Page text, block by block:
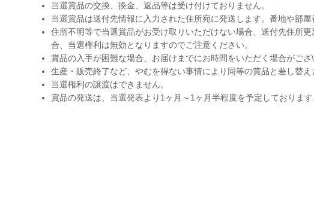
当選賞品の交換、換金、返品等は受け付けておりません。
当選賞品は送付先情報に入力された住所宛に発送します。番地や部屋
住所不明等で当選賞品がお受け取りいただけない場合、送付先住所
合、当選権利は無効となりますのでご注意ください。
賞品の入手が困難な場合、お届けまでにお時間をいただく場合がござ
生産・販売終了など、やむを得ない事情により同等の賞品と差し替え
当選権利の譲渡はできません。
賞品の発送は、当選発表より1ヶ月～1ヶ月半程度を予定しております